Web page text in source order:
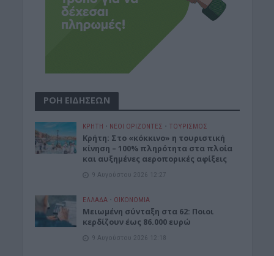
ΡΟΗ ΕΙΔΗΣΕΩΝ
ΚΡΗΤΗ • ΝΕΟΙ ΟΡΙΖΟΝΤΕΣ • ΤΟΥΡΙΣΜΟΣ
Κρήτη: Στο «κόκκινο» η τουριστική
κίνηση – 100% πληρότητα στα πλοία
και αυξημένες αεροπορικές αφίξεις
9 Αυγούστου 2026 12:27
ΕΛΛΑΔΑ • ΟΙΚΟΝΟΜΙΑ
Μειωμένη σύνταξη στα 62: Ποιοι
κερδίζουν έως 86.000 ευρώ
9 Αυγούστου 2026 12:18